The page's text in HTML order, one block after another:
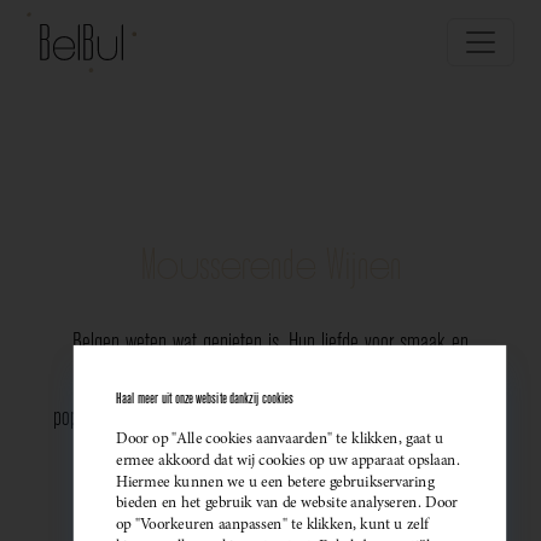
Belgen weten wat genieten is. Hun liefde voor smaak en
populariteit van Belgische mousserende wijnen. Meer dan ooit
kiezen ze bewust voor lokale bubbels — ideaal als
sprankelend aperitief of als verfijnde match bij een
gastronomisch diner. Santé!
Haal meer uit onze website dankzij cookies
Door op "Alle cookies aanvaarden" te klikken, gaat u
ermee akkoord dat wij cookies op uw apparaat opslaan.
Hiermee kunnen we u een betere gebruikservaring
bieden en het gebruik van de website analyseren. Door
op "Voorkeuren aanpassen" te klikken, kunt u zelf